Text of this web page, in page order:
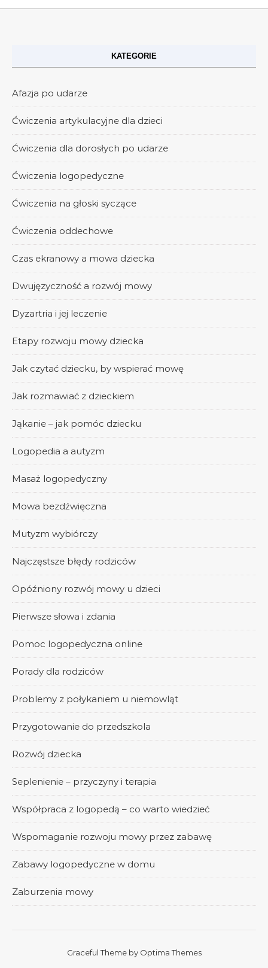
KATEGORIE
Afazja po udarze
Ćwiczenia artykulacyjne dla dzieci
Ćwiczenia dla dorosłych po udarze
Ćwiczenia logopedyczne
Ćwiczenia na głoski syczące
Ćwiczenia oddechowe
Czas ekranowy a mowa dziecka
Dwujęzyczność a rozwój mowy
Dyzartria i jej leczenie
Etapy rozwoju mowy dziecka
Jak czytać dziecku, by wspierać mowę
Jak rozmawiać z dzieckiem
Jąkanie – jak pomóc dziecku
Logopedia a autyzm
Masaż logopedyczny
Mowa bezdźwięczna
Mutyzm wybiórczy
Najczęstsze błędy rodziców
Opóźniony rozwój mowy u dzieci
Pierwsze słowa i zdania
Pomoc logopedyczna online
Porady dla rodziców
Problemy z połykaniem u niemowląt
Przygotowanie do przedszkola
Rozwój dziecka
Seplenienie – przyczyny i terapia
Współpraca z logopedą – co warto wiedzieć
Wspomaganie rozwoju mowy przez zabawę
Zabawy logopedyczne w domu
Zaburzenia mowy
Graceful Theme by Optima Themes